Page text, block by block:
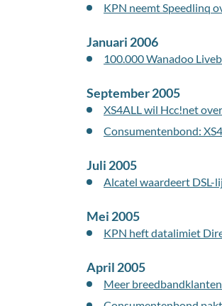
KPN neemt Speedlinq
Januari 2006
100.000 Wanadoo
September 2005
XS4ALL wil Hcc!net
Consumentenbond:
Juli 2005
Alcatel waardeert DSL-
Mei 2005
KPN heft datalimiet
April 2005
Meer